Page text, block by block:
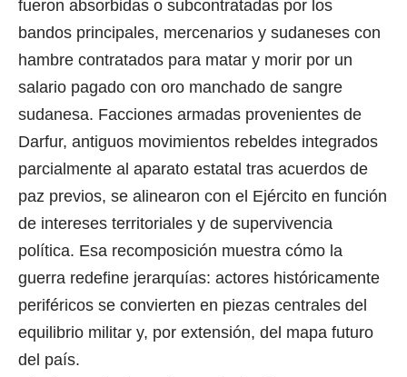
fueron absorbidas o subcontratadas por los
bandos principales, mercenarios y sudaneses con
hambre contratados para matar y morir por un
salario pagado con oro manchado de sangre
sudanesa. Facciones armadas provenientes de
Darfur, antiguos movimientos rebeldes integrados
parcialmente al aparato estatal tras acuerdos de
paz previos, se alinearon con el Ejército en función
de intereses territoriales y de supervivencia
política. Esa recomposición muestra cómo la
guerra redefine jerarquías: actores históricamente
periféricos se convierten en piezas centrales del
equilibrio militar y, por extensión, del mapa futuro
del país.